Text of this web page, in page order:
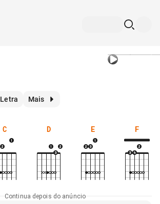
Letra Mais
C D E F
Continua depois do anúncio